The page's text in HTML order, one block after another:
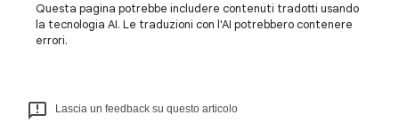
Questa pagina potrebbe includere contenuti tradotti usando
la tecnologia AI. Le traduzioni con l'AI potrebbero contenere
errori.
Lascia un feedback su questo articolo